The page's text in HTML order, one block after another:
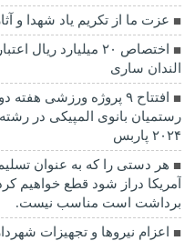
عزت ما از تکریم یاد شهدا و
اختصاص ۲۰ میلیارد
الندان ساری
افتتاح ۹ پروژه ورزشی
رستمیان بانوی المپیکی در
۲۰۲۴ پاربس
هر دستی را که به عنوان
آمريکا دراز شود قطع خواهیم
برداشت است مناسب نیست.
اعزام نیروها و تجهیزات